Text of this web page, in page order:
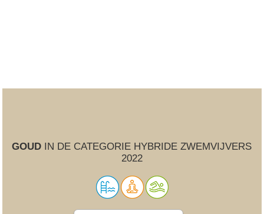
GOUD IN DE CATEGORIE HYBRIDE ZWEMVIJVERS
2022